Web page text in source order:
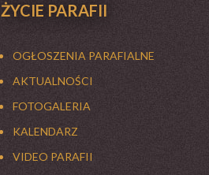
ŻYCIE PARAFII
OGŁOSZENIA PARAFIALNE
AKTUALNOŚCI
FOTOGALERIA
KALENDARZ
VIDEO PARAFII